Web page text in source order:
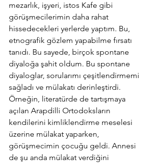
mezarlık, işyeri, istos Kafe gibi
görüşmecilerimin daha rahat
hissedecekleri yerlerde yaptım. Bu,
etnografik gözlem yapabilme fırsatı
tanıdı. Bu sayede, birçok spontane
diyaloğa şahit oldum. Bu spontane
diyaloglar, sorularımı çeşitlendirmemi
sağladı ve mülakatı derinleştirdi.
Örneğin, literatürde de tartışmaya
açılan Arapdilli Ortodoksların
kendilerini kimliklendirme meselesi
üzerine mülakat yaparken,
görüşmecimin çocuğu geldi. Annesi
de şu anda mülakat verdiğini